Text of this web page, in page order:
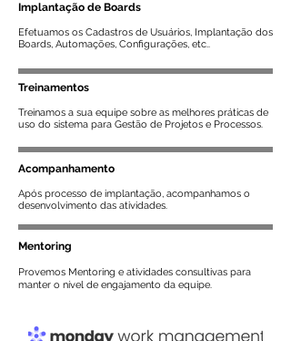
Implantação de Boards
Efetuamos os Cadastros de Usuários, Implantação dos
Boards, Automações, Configurações, etc..
Treinamentos
Treinamos a sua equipe sobre as melhores práticas de
uso do sistema para Gestão de Projetos e Processos.
Acompanhamento
Após processo de implantação, acompanhamos o
desenvolvimento das atividades.
Mentoring
Provemos Mentoring e atividades consultivas para
manter o nível de engajamento da equipe.